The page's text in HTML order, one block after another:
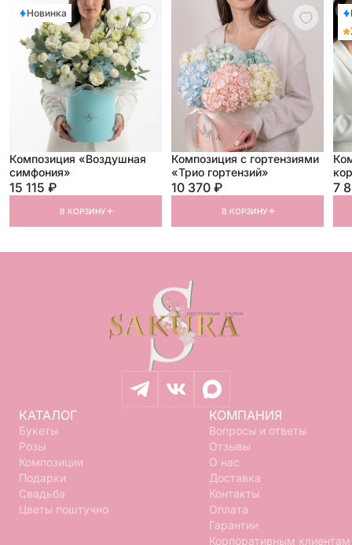
Новинка
Композиция «Воздушная
симфония»
15 115 ₽
В КОРЗИНУ
Композиция с гортензиями
«Трио гортензий»
10 370 ₽
В КОРЗИНУ
7
КАТАЛОГ
Букеты
Розы
Композиции
Подарки
Свадьба
Цветы поштучно
КОМПАНИЯ
Вопросы и ответы
Отзывы
О нас
Доставка
Контакты
Оплата
Гарантии
Корпоративным клиентам